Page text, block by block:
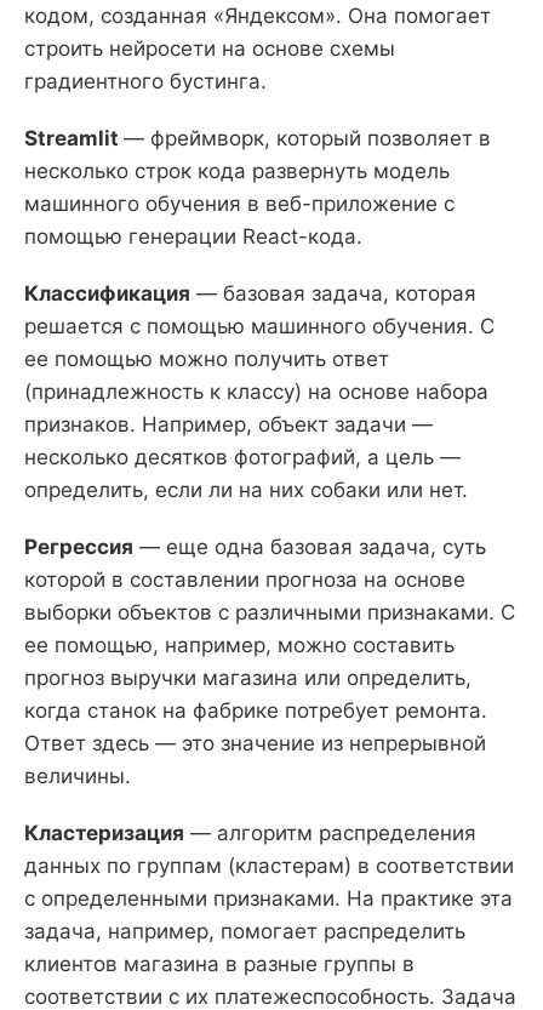
кодом, созданная «Яндексом». Она помогает
строить нейросети на основе схемы
градиентного бустинга.
Streamlit — фреймворк, который позволяет в
несколько строк кода развернуть модель
машинного обучения в веб-приложение с
помощью генерации React-кода.
Классификация — базовая задача, которая
решается с помощью машинного обучения. С
ее помощью можно получить ответ
(принадлежность к классу) на основе набора
признаков. Например, объект задачи —
несколько десятков фотографий, а цель —
определить, если ли на них собаки или нет.
Регрессия — еще одна базовая задача, суть
которой в составлении прогноза на основе
выборки объектов с различными признаками. С
ее помощью, например, можно составить
прогноз выручки магазина или определить,
когда станок на фабрике потребует ремонта.
Ответ здесь — это значение из непрерывной
величины.
Кластеризация — алгоритм распределения
данных по группам (кластерам) в соответствии
с определенными признаками. На практике эта
задача, например, помогает распределить
клиентов магазина в разные группы в
соответствии с их платежеспособность. Задача